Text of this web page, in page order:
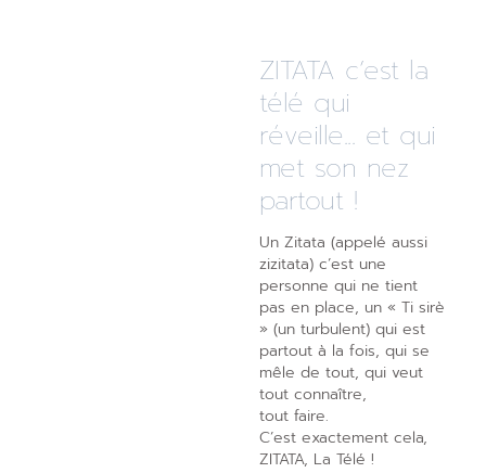
ZITATA c’est la
télé qui
réveille... et qui
met son nez
partout !
Un Zitata (appelé aussi
zizitata) c’est une
personne qui ne tient
pas en place, un « Ti sirè
» (un turbulent) qui est
partout à la fois, qui se
mêle de tout, qui veut
tout connaître,
tout faire.
C’est exactement cela,
ZITATA, La Télé !